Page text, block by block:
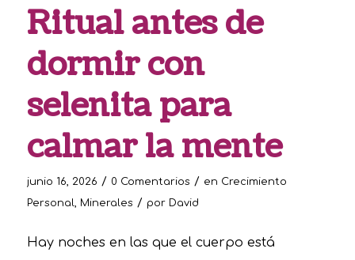
Ritual antes de
dormir con
selenita para
calmar la mente
junio 16, 2026 / 0 Comentarios / en Crecimiento
Personal
Minerales / por David
Hay noches en las que el cuerpo está